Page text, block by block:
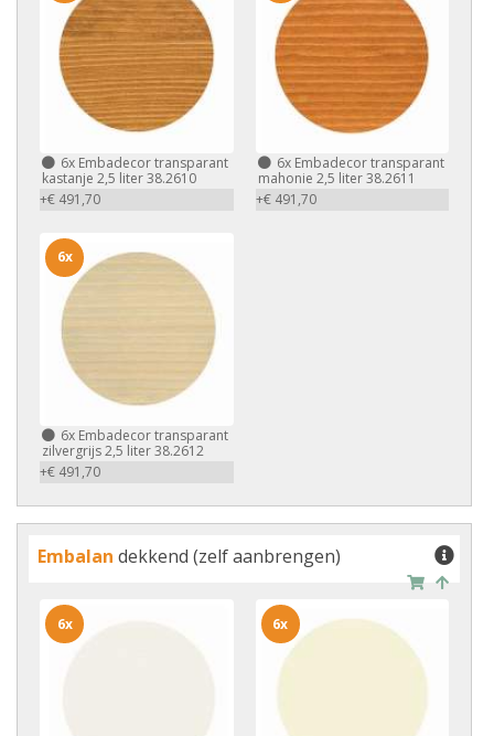
6x Embadecor transparant
kastanje 2,5 liter 38.2610
+€ 491,70
6xEmbadecor transparant
mahonie 2,5 liter 38.2611
+€ 491,70
6x Embadecor transparant
zilvergrijs 2,5 liter 38.2612
+€ 491,70
6x
Embalan dekkend (zelf aanbrengen)
6x 6x